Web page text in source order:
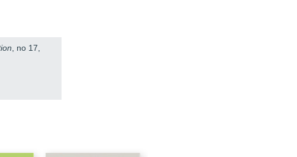
, no 17,